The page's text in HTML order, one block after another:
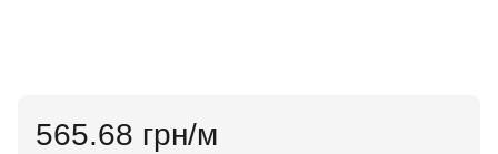
565.68 грн/м